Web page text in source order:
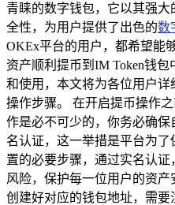
青睐的数字钱包，它以其强
全性，为用户提供了出色的数
OKEx平台的用户，都希望能
资产顺利提币到IM Token钱
和使用，本文将为各位用户
操作步骤。 在开启提币操作
作是必不可少的，你务必确
名认证，这一举措是平台为
置的必要步骤，通过实名认
风险，保护每一位用户的资产
创建好对应的钱包地址，需